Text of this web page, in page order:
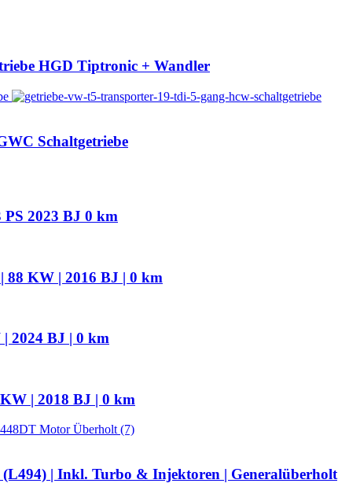
HGD Tiptronic + Wandler
Schaltgetriebe
2023 BJ 0 km
88 KW | 2016 BJ | 0 km
2024 BJ | 0 km
| 2018 BJ | 0 km
| Inkl. Turbo & Injektoren | Generalüberholt